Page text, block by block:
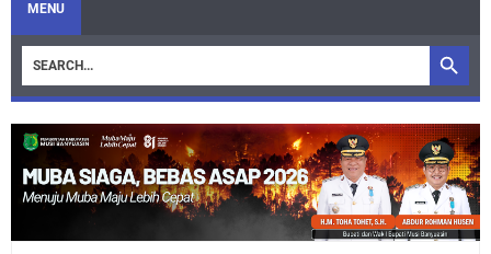
MENU